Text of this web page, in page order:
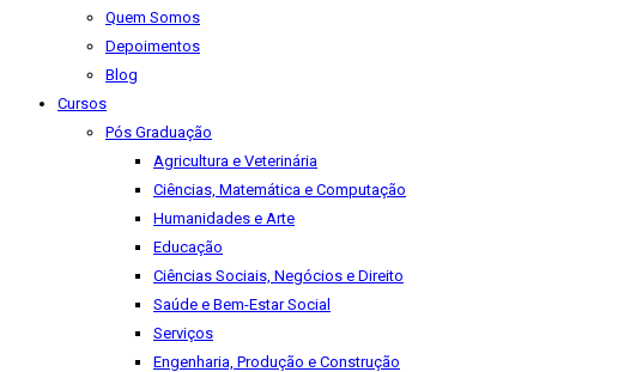
Quem Somos
Depoimentos
Blog
Cursos
Pós Graduação
Agricultura e Veterinária
Ciências, Matemática e Computação
Humanidades e Arte
Educação
Ciências Sociais, Negócios e Direito
Saúde e Bem-Estar Social
Serviços
Engenharia, Produção e Construção